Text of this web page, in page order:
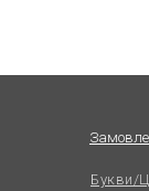
Букви/